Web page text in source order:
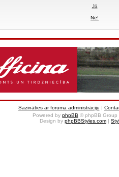
Jā
Nē!
Sazināties ar foruma administrāciju |
Powered by phpBB © phpBB Group
Design by phpBBStyles.com |